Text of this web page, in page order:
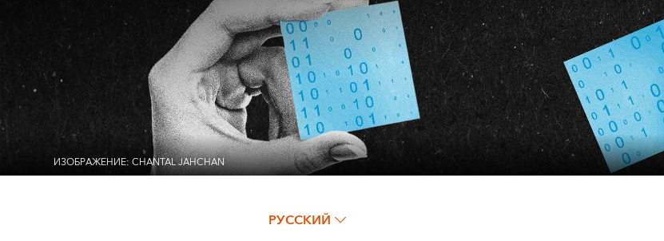
ИЗОБРАЖЕНИЕ: CHANTAL JAHCHAN
РУССКИЙ